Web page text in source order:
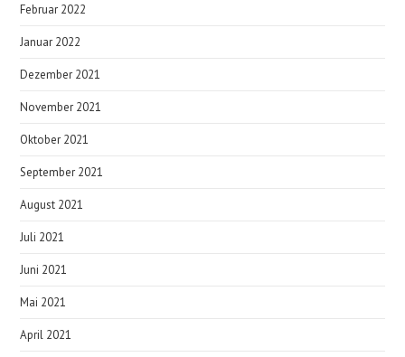
Februar 2022
Januar 2022
Dezember 2021
November 2021
Oktober 2021
September 2021
August 2021
Juli 2021
Juni 2021
Mai 2021
April 2021